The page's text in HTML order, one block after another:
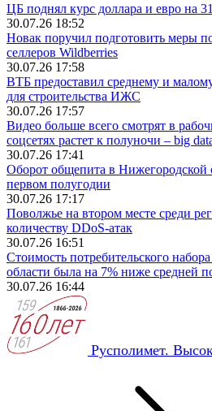
ЦБ поднял курс доллара и евро на
30.07.26 18:52
Новак поручил подготовить меры
селлеров Wildberries
30.07.26 17:58
ВТБ предоставил среднему и
для строительства ИЖС
30.07.26 17:57
Видео больше всего смотрят в
соцсетях растет к полуночи – big
30.07.26 17:41
Оборот общепита в Нижегородской
первом полугодии
30.07.26 17:17
Поволжье на втором месте среди
количеству DDoS-атак
30.07.26 16:51
Стоимость потребительского
области была на 7% ниже средней
30.07.26 16:44
Русполимет.